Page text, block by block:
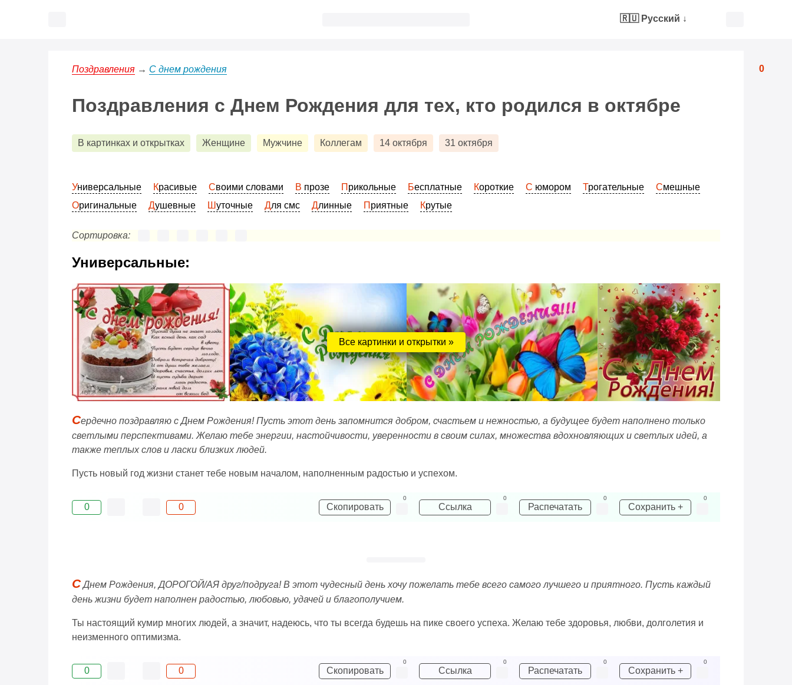
0
🇷🇺 Русский ↓
Поздравления → С днем рождения
Поздравления с Днем Рождения для тех, кто родился в октябре
В картинках и открытках Женщине Мужчине Коллегам 14 октября 31 октября
Универсальные Красивые Своими словами В прозе Прикольные Бесплатные Короткие С юмором Трогательные
Смешные
Оригинальные
Душевные Шуточные Для смс Длинные Приятные Крутые
Сортировка:
Универсальные:
Все картинки и открытки »
Сердечно поздравляю с Днем Рождения! Пусть этот день запомнится добром, счастьем и нежностью, а будущее будет наполнено только
светлыми перспективами. Желаю тебе энергии, настойчивости, уверенности в своим силах, множества вдохновляющих и светлых идей, а
также теплых слов и ласки близких людей.
Пусть новый год жизни станет тебе новым началом, наполненным радостью и успехом.
0 0 Скопировать
0
Ссылка
0
Распечатать
0
Сохранить +
0
СДнем Рождения, ДОРОГОЙ/АЯ друг/подруга! В этот чудесный день хочу пожелать тебе всего самого лучшего и приятного. Пусть каждый
день жизни будет наполнен радостью, любовью, удачей и благополучием.
Ты настоящий кумир многих людей, а значит, надеюсь, что ты всегда будешь на пике своего успеха. Желаю тебе здоровья, любви, долголетия и
неизменного оптимизма.
0 0 Скопировать
0
Ссылка
0
Распечатать
0
Сохранить +
0